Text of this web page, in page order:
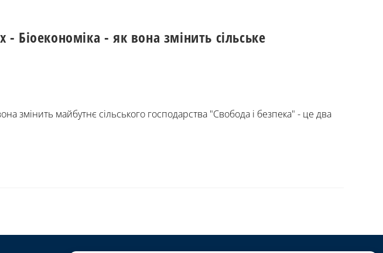
Біоекономіка - як вона змінить сільське
змінить майбутнє сільського господарства "Свобода і безпека" - це два